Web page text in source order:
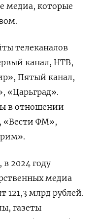
медиа, которые
телеканалов
канал, НТВ,
Пятый канал,
«Царьград».
в отношении
«Вести ФМ»,
в 2024 году
медиа
121,3 млрд рублей.
газеты